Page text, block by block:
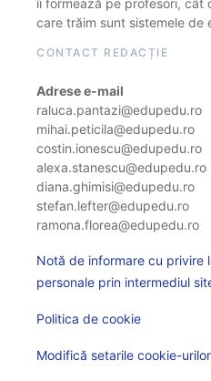
îi formează pe profesori, cât
care trăim sunt sistemele de
CONTACT REDACȚIE
Adrese e-mail
raluca.pantazi@edupedu.ro
mihai.peticila@edupedu.ro
costin.ionescu@edupedu.ro
alexa.stanescu@edupedu.ro
diana.ghimisi@edupedu.ro
stefan.lefter@edupedu.ro
ramona.florea@edupedu.ro
Notă de informare cu privire
personale prin intermediul
Politica de cookie
Modifică setarile cookie-urilor